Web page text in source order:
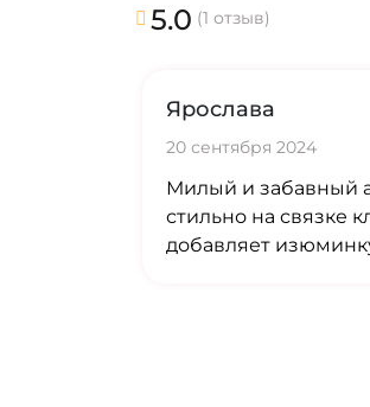
5.0 (1 отзыв)
Ярослава
20 сентября 2024
Милый и забавный
стильно на связке
добавляет